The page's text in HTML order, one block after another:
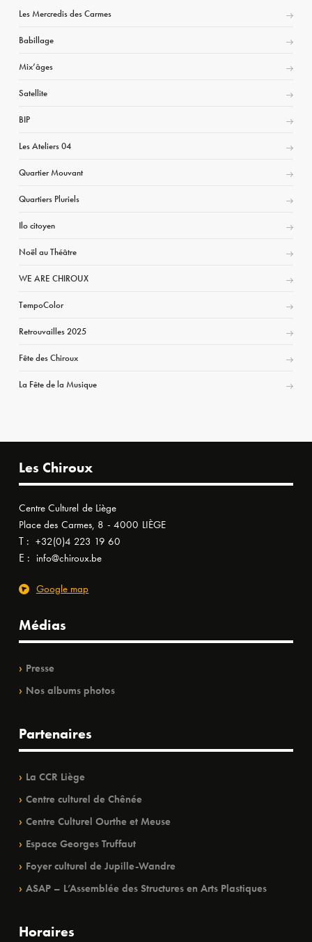
Les Mercredis des Carmes
Babillage
Mix’âges
Satellite
BIP
Les Ateliers 04
Quartier Mouvant
Quartiers Pluriels
Ilo citoyen
Noël au Théâtre
WE ARE CHIROUX
TempoColor
Retrouvailles 2025
Fête des Chiroux
La Fête de la Musique
Les Chiroux
Centre Culturel de Liège
Place des Carmes, 8 - 4000 LIÈGE
T : +32(0)4 223 19 60
E : info@chiroux.be
Google map
Médias
Presse
Nos albums photos
Partenaires
La CCR Liège
Centre culturel de Chênée
Centre Culturel Ourthe et Meuse
Espace Georges Truffaut
Foyer culturel de Jupille-Wandre
ASAP – L’Assemblée des Structures en Arts Plastiques
Horaires